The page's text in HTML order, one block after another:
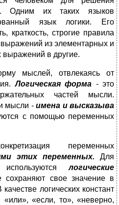
Одним их таких языков
язык логики. Его
краткость, строгие правила
из элементарных и
выражений в другие.
мыслей, отвлекаясь от
Логическая форма -это
частей мысли.
мысли - имена и высказыва­
с помощью переменных
переменных
этих переменных.
Для
используютсяло­гические
сохраняют свое значение в
логических констант
«если, то», «неверно,